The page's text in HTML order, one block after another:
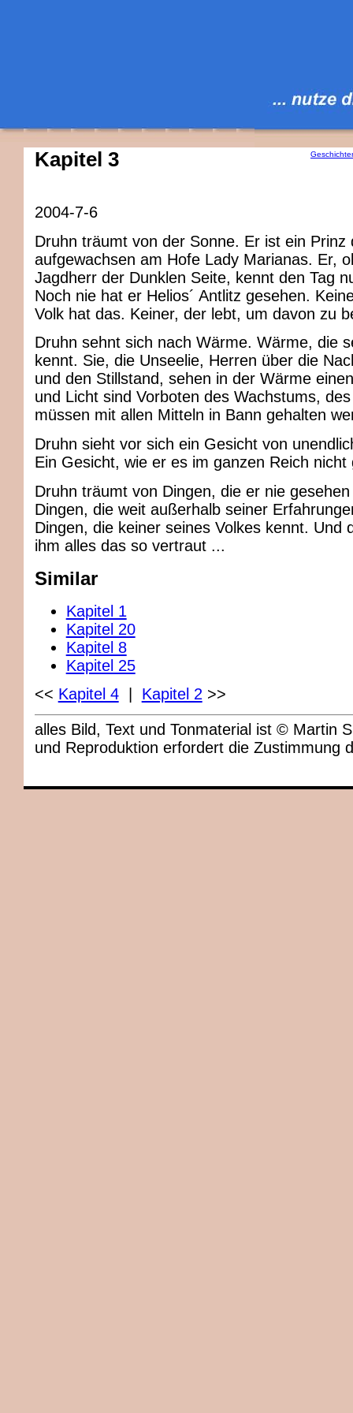
Kapitel 3
2004-7-6
Druhn träumt von der Sonne. Er ist ein Prinz
aufgewachsen am Hofe Lady Marianas. Er,
Jagdherr der Dunklen Seite, kennt den Tag
Noch nie hat er Helios´ Antlitz gesehen.
Volk hat das. Keiner, der lebt, um davon zu
Druhn sehnt sich nach Wärme. Wärme, die
kennt. Sie, die Unseelie, Herren über die
und den Stillstand, sehen in der Wärme
und Licht sind Vorboten des Wachstums,
müssen mit allen Mitteln in Bann gehalten
Druhn sieht vor sich ein Gesicht von
Ein Gesicht, wie er es im ganzen Reich nicht
Druhn träumt von Dingen, die er nie
Dingen, die weit außerhalb seiner
Dingen, die keiner seines Volkes kennt. Und
ihm alles das so vertraut ...
Similar
Kapitel 1
Kapitel 20
Kapitel 8
Kapitel 25
<< Kapitel 4| Kapitel 2>>
alles Bild, Text und Tonmaterial ist © Martin
und Reproduktion erfordert die Zustimmung